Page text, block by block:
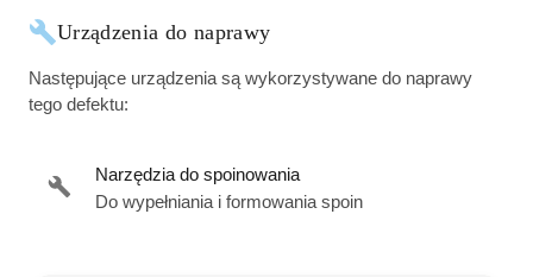
Urządzenia do naprawy
Następujące urządzenia są wykorzystywane do naprawy
tego defektu:
Narzędzia do spoinowania
Do wypełniania i formowania spoin